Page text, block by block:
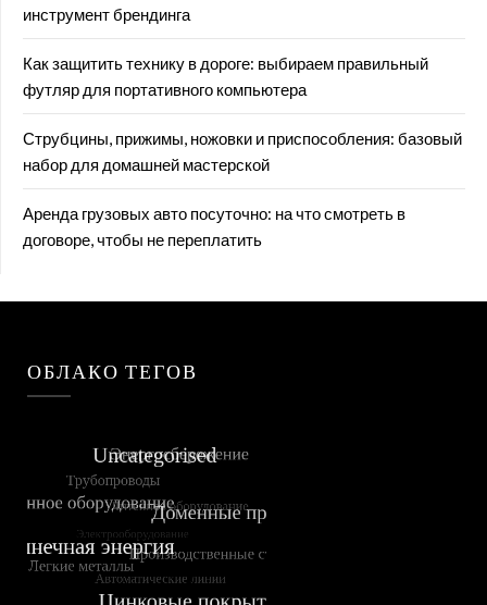
инструмент брендинга
Как защитить технику в дороге: выбираем правильный
футляр для портативного компьютера
Струбцины, прижимы, ножовки и приспособления: базовый
набор для домашней мастерской
Аренда грузовых авто посуточно: на что смотреть в
договоре, чтобы не переплатить
ОБЛАКО ТЕГОВ